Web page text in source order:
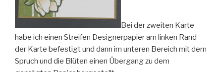
Bei der zweiten Karte
habe ich einen Streifen Designerpapier am linken Rand
der Karte befestigt und dann im unteren Bereich mit dem
Spruch und die Blüten einen Übergang zu dem